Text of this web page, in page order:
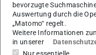
Unite!-Gastprofessorin
Artificial Intelligence for
bevorzugte
Auswertung durch die
„Matomo“ regelt.
Weitere Informationen
in unserer
Nur essentielle